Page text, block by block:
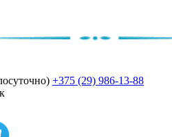
+375 (29) 986-13-88